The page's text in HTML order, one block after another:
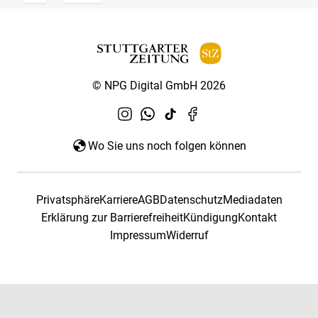
© NPG Digital GmbH 2026
Wo Sie uns noch folgen können
PrivatsphäreKarriereAGBDatenschutzMediadaten
Erklärung zur BarrierefreiheitKündigungKontakt
ImpressumWiderruf